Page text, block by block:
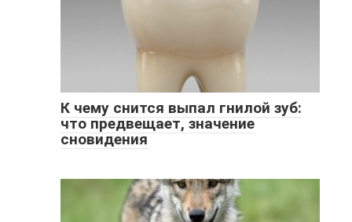
К чему снится выпал гнилой зуб:
что предвещает, значение
сновидения